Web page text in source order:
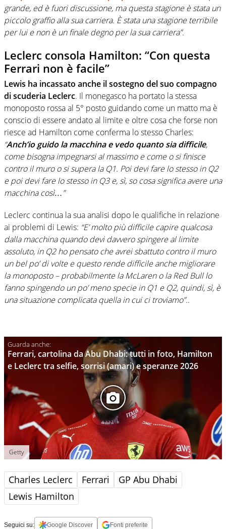
grande, ed è fuori discussione, ma questa stagione è stata un
piccolo graffio alla sua carriera. È stata una stagione terribile
per lui e non è un finale degno per la sua carriera”.
Leclerc consola Hamilton: “Con questa
Ferrari non è facile”
Lewis ha incassato anche il sostegno del suo compagno
di scuderia Leclerc. Il monegasco ha portato la stessa
monoposto rossa al 5° posto guidando come un matto ma è
conscio di essere andato al limite e oltre cosa che forse non
riesce ad Hamilton come conferma lo stesso Charles:
“Anch’io guido la macchina e vedo quanto sia difficile,
come bisogna impegnarsi al massimo e come o si finisce
contro il muro o si supera la Q1. Poi devi fare lo stesso in Q2
e poi devi fare lo stesso in Q3 e, sì, so cosa significa avere una
macchina così…”
Leclerc continua la sua analisi dopo le qualifiche in relazione
ai problemi di Lewis: “E’ molto più difficile capire qualcosa
dalla macchina quando devi davvero spingere al limite
assoluto, in Q2 ho pensato che avrei sbattuto contro il muro
un bel po’ di volte e questo rende difficile anche migliorare
la monoposto – probabilmente la McLaren o la Red Bull lo
fanno spingendo un po’ meno specie in Q1 e Q2, quindi, sì, è
una situazione complicata quella in cui ci troviamo”..
Ferrari, cartolina da Abu Dhabi: tutti in foto, Hamilton
e Leclerc tra selfie, sorrisi (amari) e speranze 2026
Getty
Charles Leclerc Ferrari
GP Abu Dhabi
Lewis Hamilton
Seguici su: Google Discover Fonti preferite